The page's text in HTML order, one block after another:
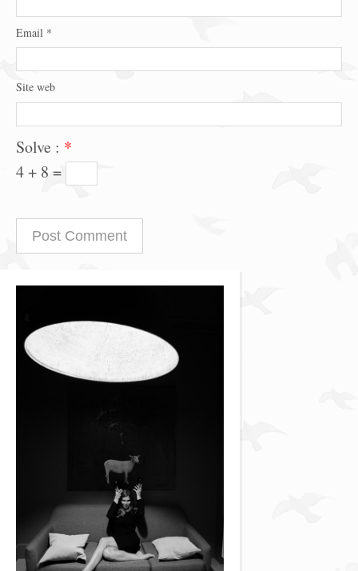
Email *
Site web
Solve : *
4 + 8 =